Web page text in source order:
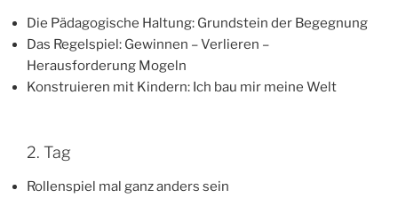
Die Pädagogische Haltung: Grundstein der Begegnung
Das Regelspiel: Gewinnen – Verlieren –
Herausforderung Mogeln
Konstruieren mit Kindern: Ich bau mir meine Welt
2. Tag
Rollenspiel mal ganz anders sein